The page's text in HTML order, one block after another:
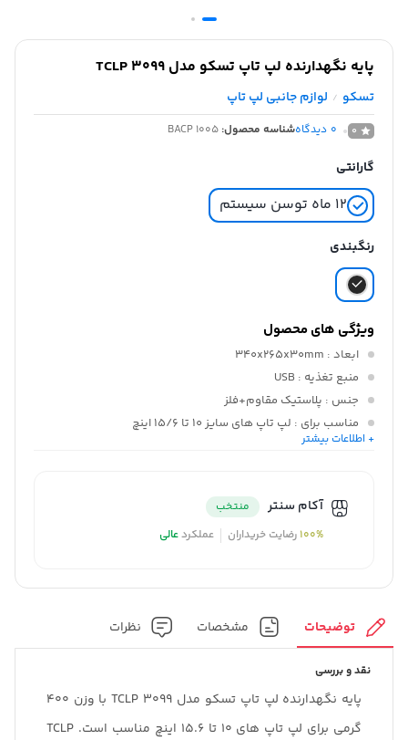
پایه نگهدارنده لپ تاپ تسکو مدل TCLP 3099
تسکو / لوازم جانبی لپ تاپ
0
0 دیدگاهشناسه محصول: BACP 1005
گارانتی
۱۲ ماه توسن سیستم
رنگبندی
ویژگی های محصول
ابعاد : 340x265x30mm
منبع تغذیه : USB
جنس : پلاستیک مقاوم+فلز
مناسب برای : لپ تاپ های سایز 10 تا 15/6 اینچ
سرعت فن: 1000±10%RPM
+ اطلاعات بیشتر
آکام سنتر
منتخب
100%رضایت خریداران عملکردعالی
توضیحات مشخصات نظرات
نقد و بررسی
پایه نگهدارنده لپ تاپ تسکو مدل TCLP 3099 با وزن 400
گرمی برای لپ تاپ های 10 تا 15.6 اینچ مناسب است. TCLP